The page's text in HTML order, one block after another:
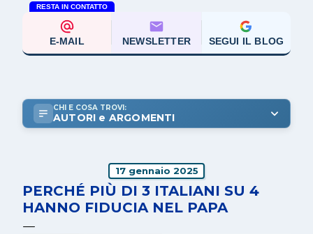
RESTA IN CONTATTO
E-MAIL NEWSLETTER SEGUI IL BLOG
CHI E COSA TROVI:
AUTORI e ARGOMENTI
17 gennaio 2025
PERCHÉ PIÙ DI 3 ITALIANI SU 4
HANNO FIDUCIA NEL PAPA